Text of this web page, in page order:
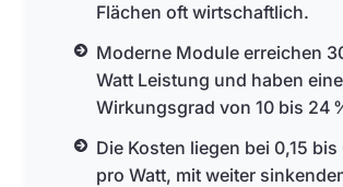
Flächen oft wirtschaftlich.
Moderne Module erreichen
Watt Leistung und haben
Wirkungsgrad von 10 bis 24
Die Kosten liegen bei 0,15 bis
pro Watt, mit weiter